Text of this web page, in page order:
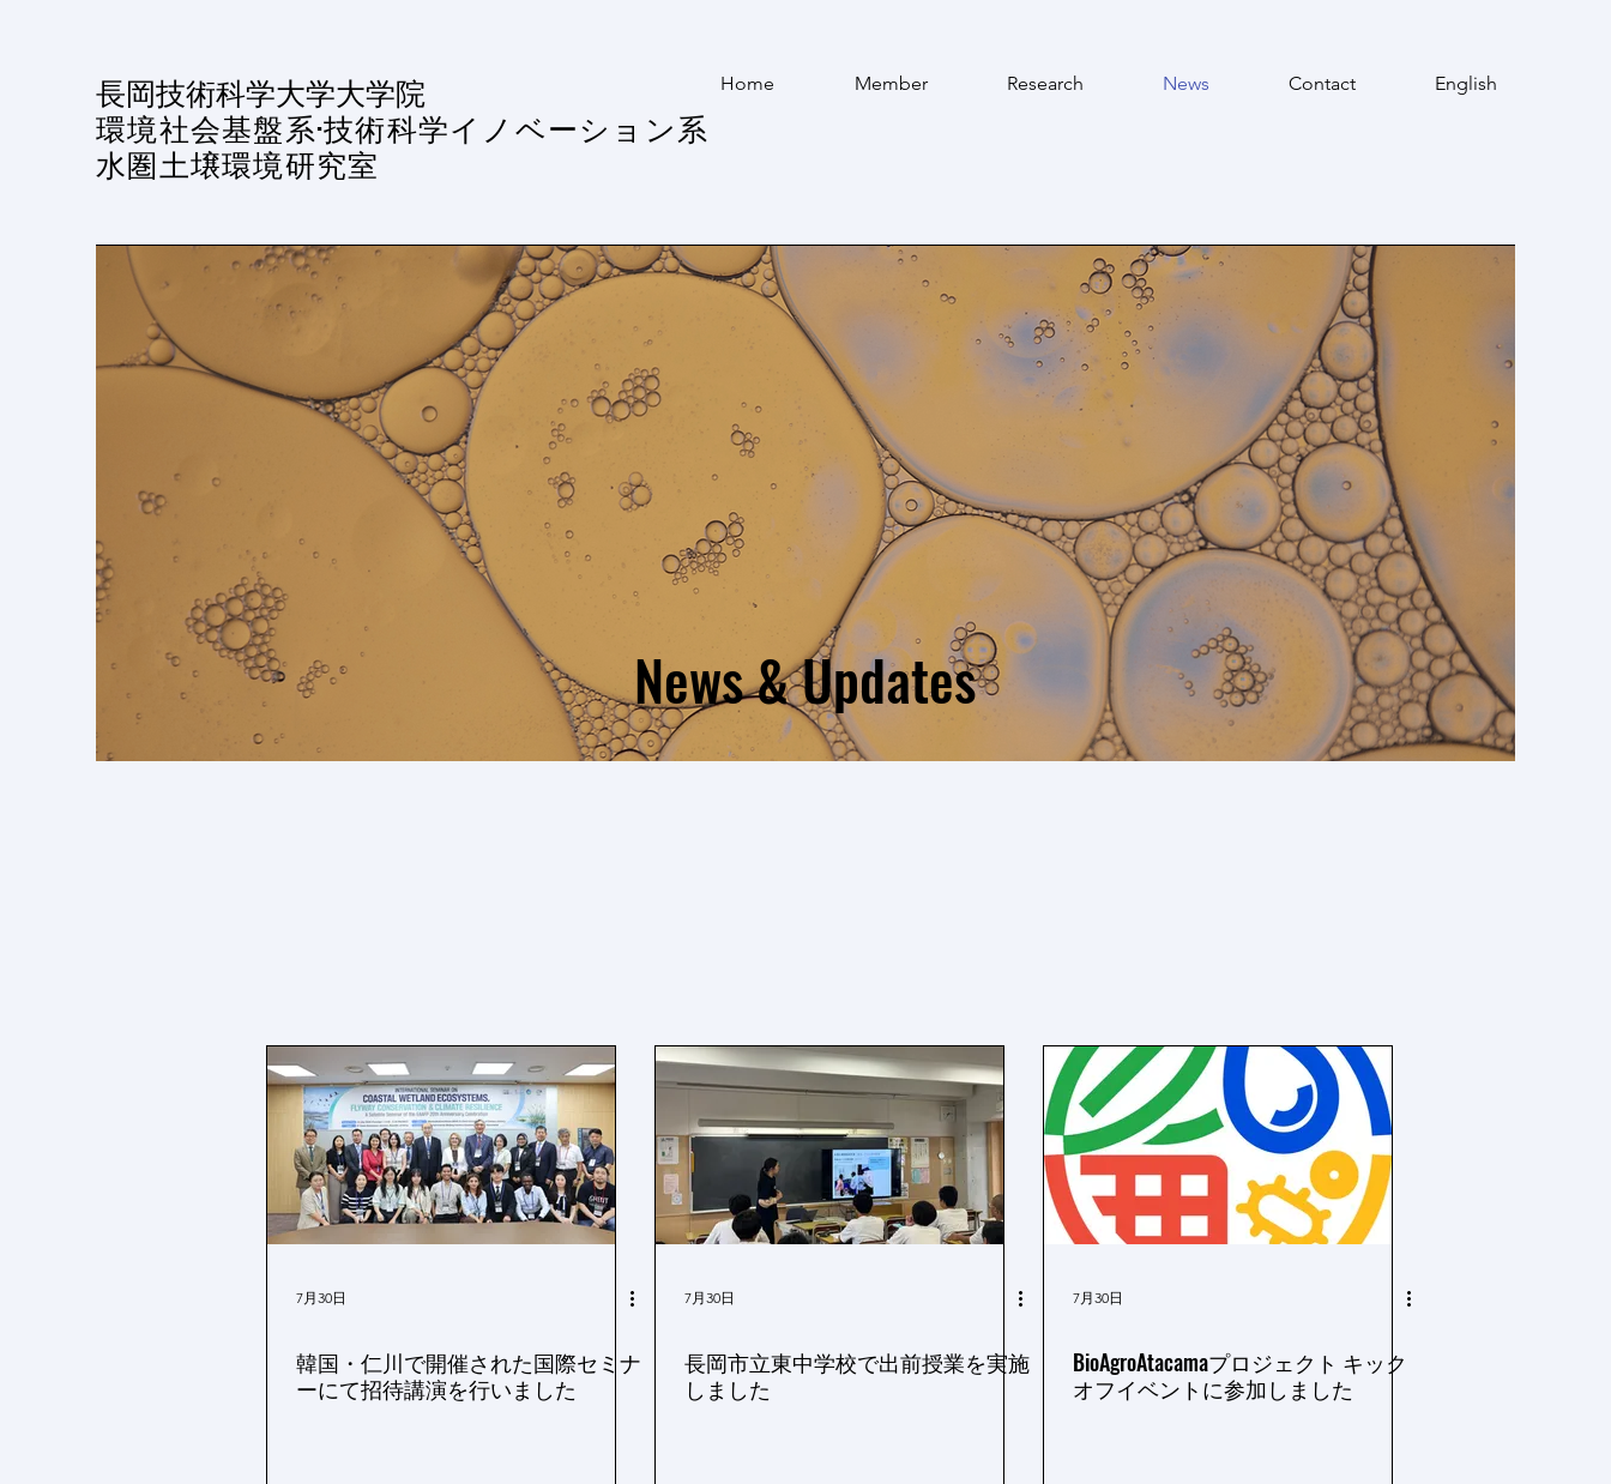
​長岡技術科学大学大学院
環境社会基盤系·技術科学イノベーション系
水圏土壌環境研究室
Home Member Research News Contact English
News & Updates
7月30日
韓国・仁川で開催された国際セミナ
ーにて招待講演を行いました
7月30日
長岡市立東中学校で出前授業を実施
しました
7月30日
BioAgroAtacamaプロジェクト キック
オフイベントに参加しました